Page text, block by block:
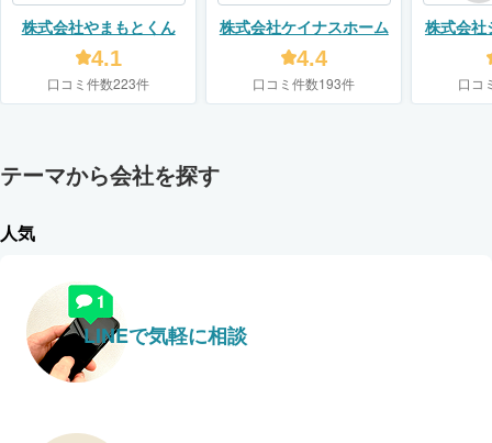
株式会社やまもとくん
4.1
口コミ件数223件
株式会社ケイナスホーム
4.4
口コミ件数193件
株式会社
口コ
テーマから会社を探す
人気
LINEで気軽に相談